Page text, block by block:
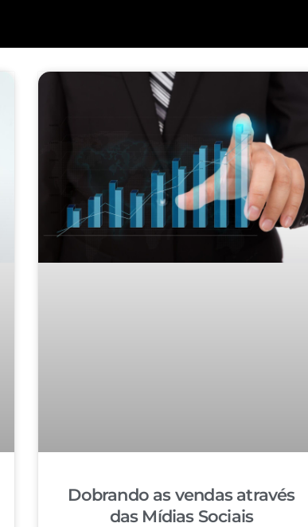
Dobrando as vendas através
das Mídias Sociais